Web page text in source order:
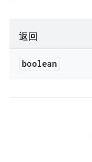
返回
boolean